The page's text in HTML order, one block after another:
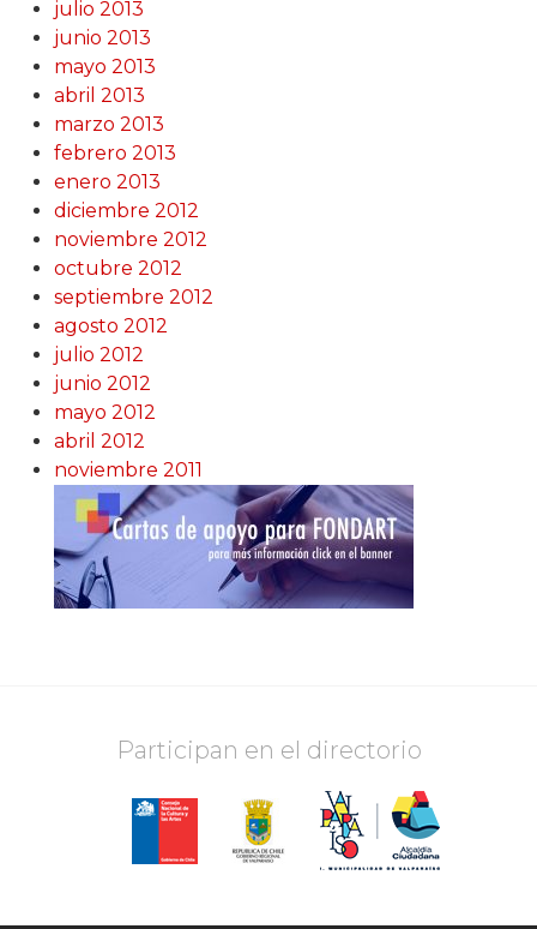
julio 2013
junio 2013
mayo 2013
abril 2013
marzo 2013
febrero 2013
enero 2013
diciembre 2012
noviembre 2012
octubre 2012
septiembre 2012
agosto 2012
julio 2012
junio 2012
mayo 2012
abril 2012
noviembre 2011
Participan en el directorio